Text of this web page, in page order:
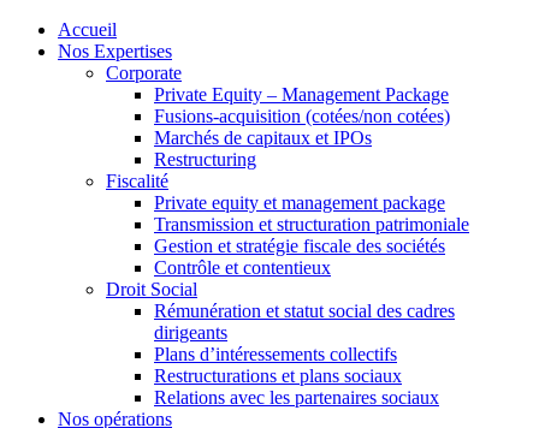
Accueil
Nos Expertises
Corporate
Private Equity – Management Package
Fusions-acquisition (cotées/non cotées)
Marchés de capitaux et IPOs
Restructuring
Fiscalité
Private equity et management package
Transmission et structuration patrimoniale
Gestion et stratégie fiscale des sociétés
Contrôle et contentieux
Droit Social
Rémunération et statut social des cadres
dirigeants
Plans d’intéressements collectifs
Restructurations et plans sociaux
Relations avec les partenaires sociaux
Nos opérations